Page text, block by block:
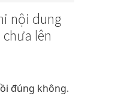
nội dung
lên
đúng không.